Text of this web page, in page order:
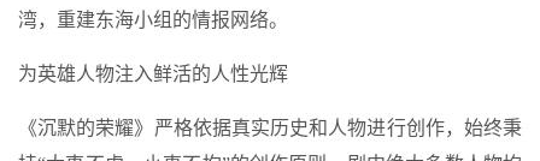
湾，重建东海小组的情报网络。
为英雄人物注入鲜活的人性光辉
《沉默的荣耀》严格依据真实历史和人物进行创作，始终秉